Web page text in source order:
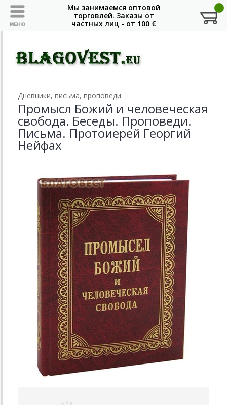
Дневники, письма, проповеди
Промысл Божий и человеческая
свобода. Беседы. Проповеди.
Письма. Протоиерей Георгий
Нейфах